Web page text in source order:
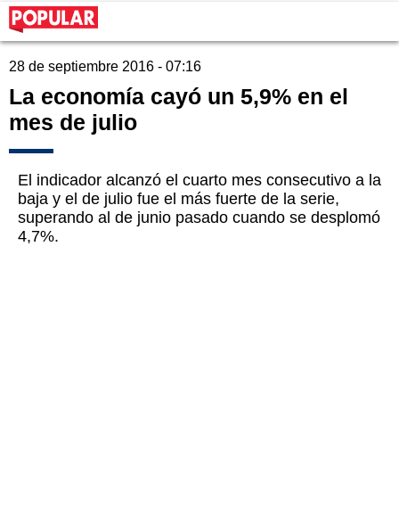
28 de septiembre 2016 - 07:16
La economía cayó un 5,9% en el
mes de julio
El indicador alcanzó el cuarto mes consecutivo a la
baja y el de julio fue el más fuerte de la serie,
superando al de junio pasado cuando se desplomó
4,7%.